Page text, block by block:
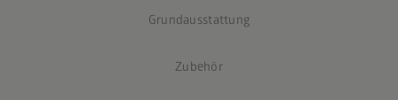
Grundausstattung
Zubehör